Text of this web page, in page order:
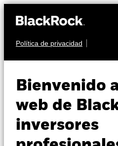
Política de privacidad
Bienvenido
web de
inversores
Perspectivas
Visión de mercado
Energy